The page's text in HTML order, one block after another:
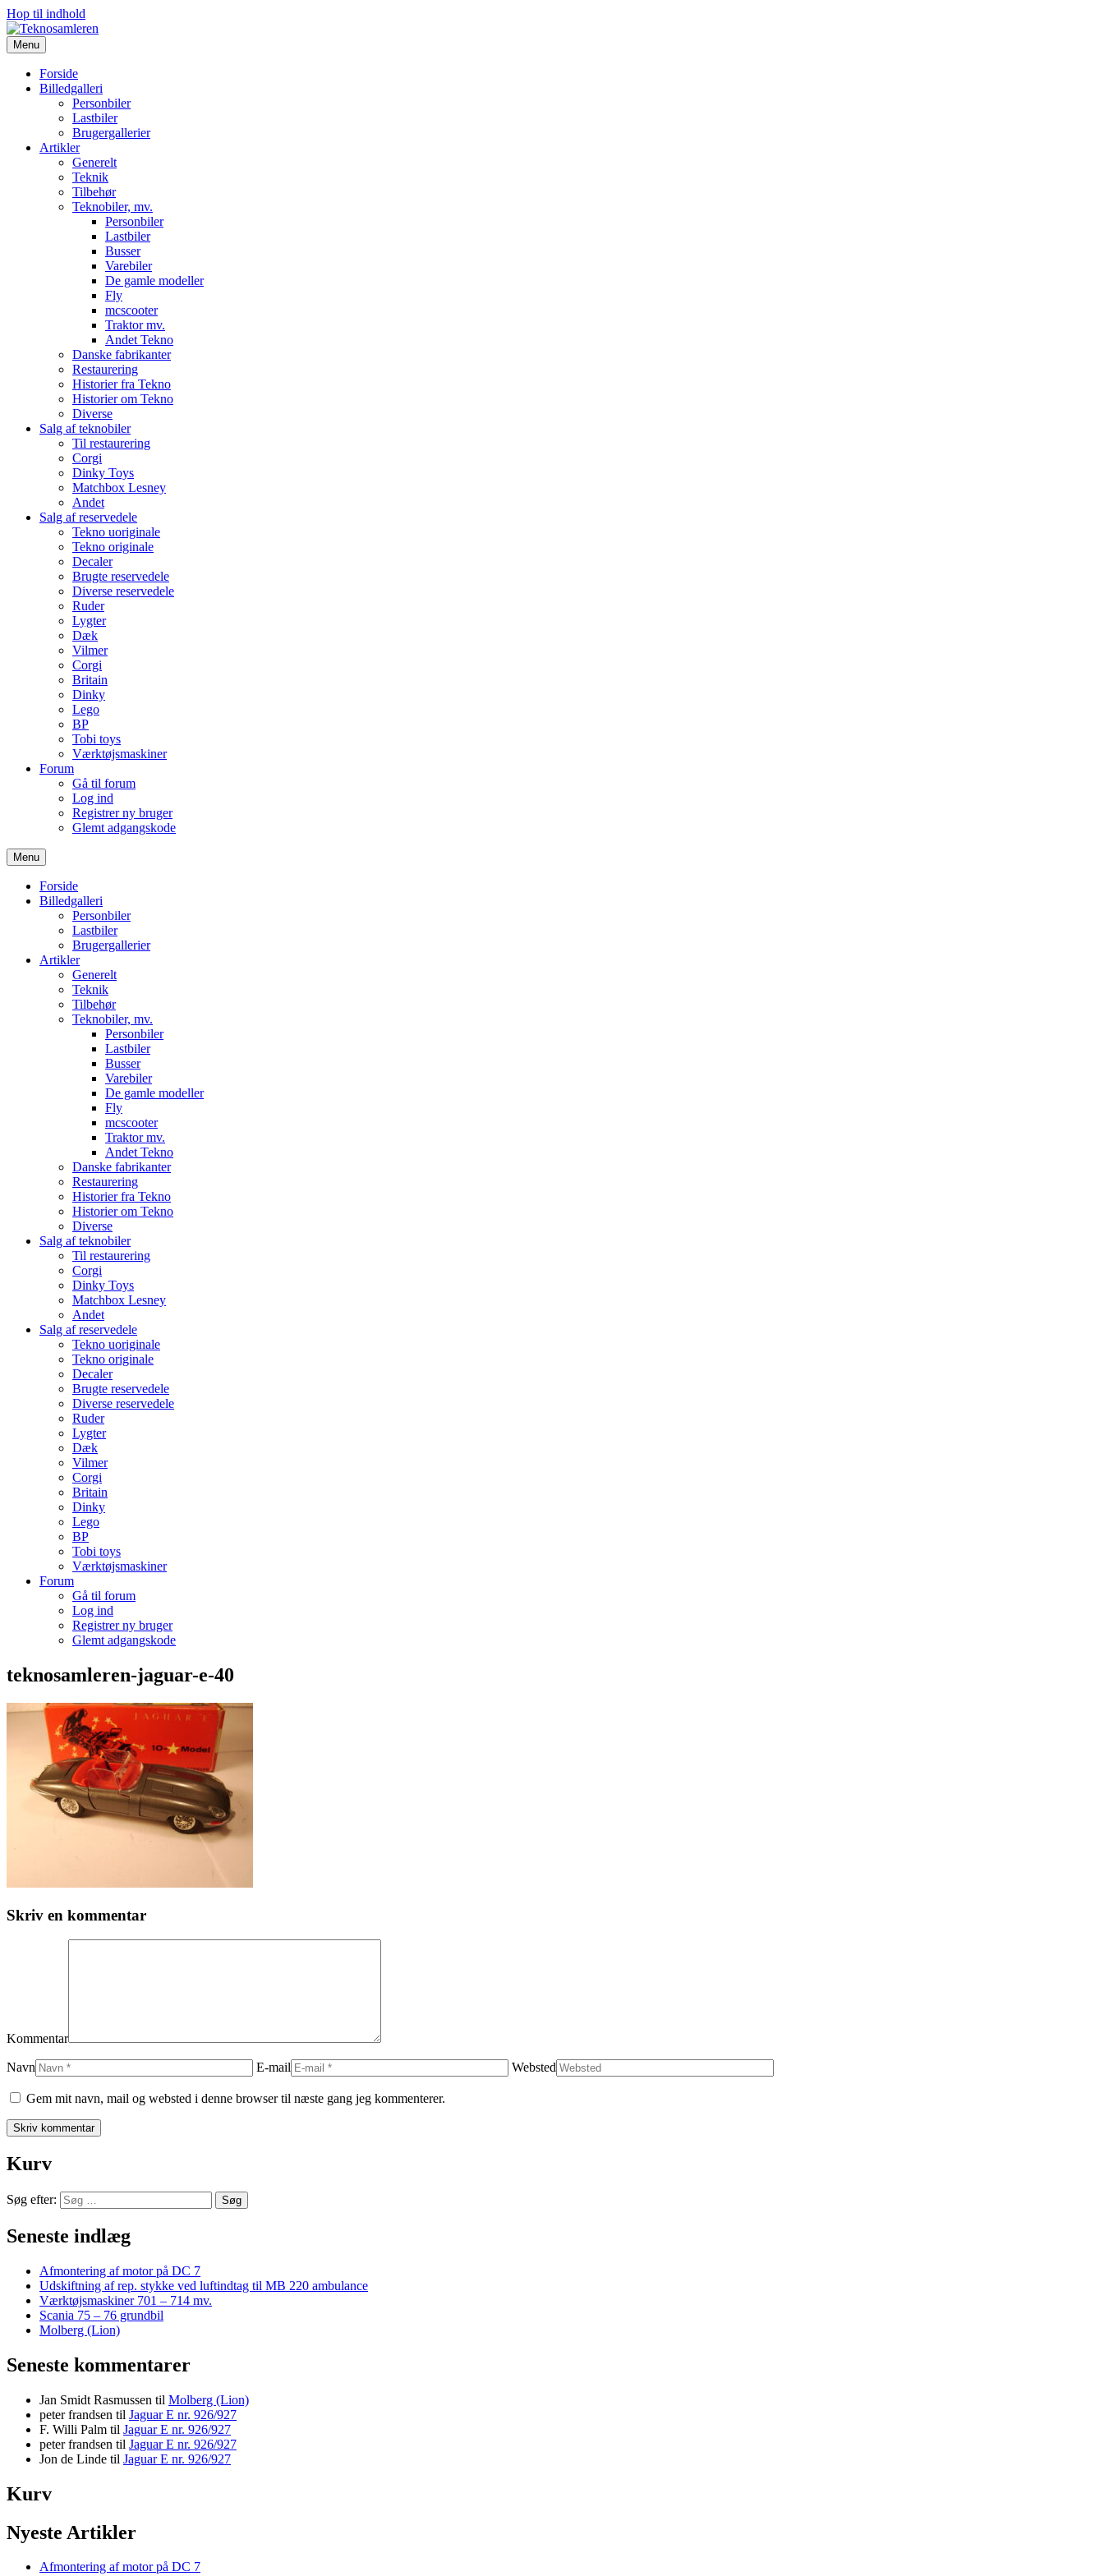
Hop til indhold
Menu
Forside
Billedgalleri
Personbiler
Lastbiler
Brugergallerier
Artikler
Generelt
Teknik
Tilbehør
Teknobiler, mv.
Personbiler
Lastbiler
Busser
Varebiler
De gamle modeller
Fly
mcscooter
Traktor mv.
Andet Tekno
Danske fabrikanter
Restaurering
Historier fra Tekno
Historier om Tekno
Diverse
Salg af teknobiler
Til restaurering
Corgi
Dinky Toys
Matchbox Lesney
Andet
Salg af reservedele
Tekno uoriginale
Tekno originale
Decaler
Brugte reservedele
Diverse reservedele
Ruder
Lygter
Dæk
Vilmer
Corgi
Britain
Dinky
Lego
BP
Tobi toys
Værktøjsmaskiner
Forum
Gå til forum
Log ind
Registrer ny bruger
Glemt adgangskode
Menu
Forside
Billedgalleri
Personbiler
Lastbiler
Brugergallerier
Artikler
Generelt
Teknik
Tilbehør
Teknobiler, mv.
Personbiler
Lastbiler
Busser
Varebiler
De gamle modeller
Fly
mcscooter
Traktor mv.
Andet Tekno
Danske fabrikanter
Restaurering
Historier fra Tekno
Historier om Tekno
Diverse
Salg af teknobiler
Til restaurering
Corgi
Dinky Toys
Matchbox Lesney
Andet
Salg af reservedele
Tekno uoriginale
Tekno originale
Decaler
Brugte reservedele
Diverse reservedele
Ruder
Lygter
Dæk
Vilmer
Corgi
Britain
Dinky
Lego
BP
Tobi toys
Værktøjsmaskiner
Forum
Gå til forum
Log ind
Registrer ny bruger
Glemt adgangskode
teknosamleren-jaguar-e-40
Skriv en kommentar
Kommentar
Navn E-mail Websted
Gem mit navn, mail og websted i denne browser til næste gang jeg kommenterer.
Kurv
Søg efter:
Seneste indlæg
Afmontering af motor på DC 7
Udskiftning af rep. stykke ved luftindtag til MB 220 ambulance
Værktøjsmaskiner 701 – 714 mv.
Scania 75 – 76 grundbil
Molberg (Lion)
Seneste kommentarer
Jan Smidt Rasmussen til Molberg (Lion)
peter frandsen til Jaguar E nr. 926/927
F. Willi Palm til Jaguar E nr. 926/927
peter frandsen til Jaguar E nr. 926/927
Jon de Linde til Jaguar E nr. 926/927
Kurv
Nyeste Artikler
Afmontering af motor på DC 7